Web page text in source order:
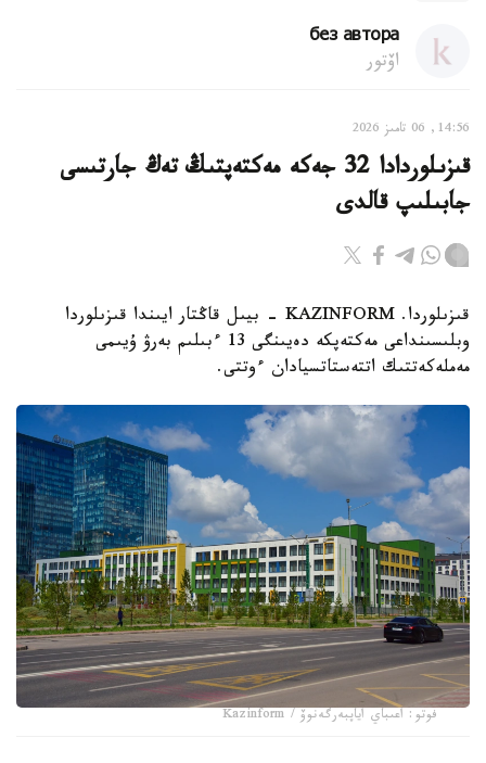
без автора
اۆتور
14:56, 06 تامىز 2026
قىزىلوردادا 32 جەكە مەكتەپتىڭ تەڭ جارتىسى
جابىلىپ قالدى
قىزىلوردا. KAZINFORM - بيىل قاڭتار ايىندا قىزىلوردا
وبلىسىنداعى مەكتەپكە دەيىنگى 13 ءبىلىم بەرۋ ۇيىمى
مەملەكەتتىك اتتەستاتسيادان ءوتتى.
فوتو: اعىباي اياپبەرگەنوۆ / Kazinform